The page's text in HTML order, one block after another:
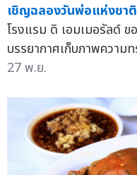
เชิญฉลองวันพ่อแห่งชา
โรงแรม ดิ เอมเมอรัลด์
บรรยากาศเก็บภาพความ
27 พ.ย.